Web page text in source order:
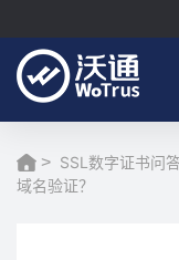
> SSL数字证书问答
域名验证？